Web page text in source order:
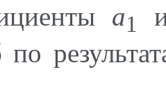
a1
по